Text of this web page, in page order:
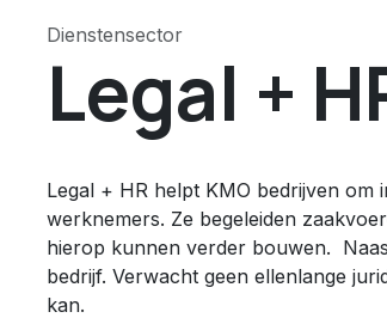
Dienstensector
Legal +
Legal + HR helpt KMO bedrijven
werknemers. Ze begeleiden
hierop kunnen verder bouwen.
bedrijf. Verwacht geen ellenlange
kan.